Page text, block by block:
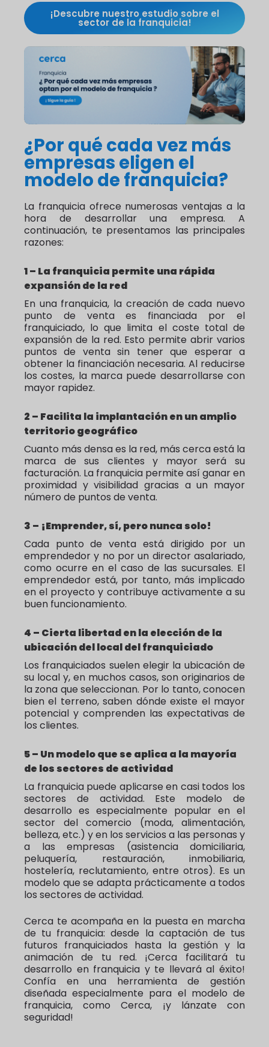
¡Descubre nuestro estudio sobre el
sector de la franquicia!
¿Por qué cada vez más
empresas eligen el
modelo de franquicia?
La franquicia ofrece numerosas ventajas a la
hora de desarrollar una empresa. A
continuación, te presentamos las principales
razones:
1 – La franquicia permite una rápida
expansión de la red
En una franquicia, la creación de cada nuevo
punto de venta es financiada por el
franquiciado, lo que limita el coste total de
expansión de la red. Esto permite abrir varios
puntos de venta sin tener que esperar a
obtener la financiación necesaria. Al reducirse
los costes, la marca puede desarrollarse con
mayor rapidez.
2 – Facilita la implantación en un amplio
territorio geográfico
Cuanto más densa es la red, más cerca está la
marca de sus clientes y mayor será su
facturación. La franquicia permite así ganar en
proximidad y visibilidad gracias a un mayor
número de puntos de venta.
3 – ¡Emprender, sí, pero nunca solo!
Cada punto de venta está dirigido por un
emprendedor y no por un director asalariado,
como ocurre en el caso de las sucursales. El
emprendedor está, por tanto, más implicado
en el proyecto y contribuye activamente a su
buen funcionamiento.
4 – Cierta libertad en la elección de la
ubicación del local del franquiciado
Los franquiciados suelen elegir la ubicación de
su local y, en muchos casos, son originarios de
la zona que seleccionan. Por lo tanto, conocen
bien el terreno, saben dónde existe el mayor
potencial y comprenden las expectativas de
los clientes.
5 – Un modelo que se aplica a la mayoría
de los sectores de actividad
La franquicia puede aplicarse en casi todos los
sectores de actividad. Este modelo de
desarrollo es especialmente popular en el
sector del comercio (moda, alimentación,
belleza, etc.) y en los servicios a las personas y
a las empresas (asistencia domiciliaria,
peluquería, restauración, inmobiliaria,
hostelería, reclutamiento, entre otros). Es un
modelo que se adapta prácticamente a todos
los sectores de actividad.
Cerca te acompaña en la puesta en marcha
de tu franquicia: desde la captación de tus
futuros franquiciados hasta la gestión y la
animación de tu red. ¡Cerca facilitará tu
desarrollo en franquicia y te llevará al éxito!
Confía en una herramienta de gestión
diseñada especialmente para el modelo de
franquicia, como Cerca, ¡y lánzate con
seguridad!